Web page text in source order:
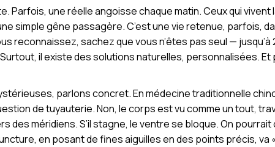
Parfois, une réelle angoisse chaque matin. Ceux qui vivent
simple gêne passagère. C’est une vie retenue, parfois,
reconnaissez, sachez que vous n’êtes pas seul — jusqu’à
il existe des solutions naturelles, personnalisées. Et
parlons concret. En médecine traditionnelle
de tuyauterie. Non, le corps est vu comme un tout,
des méridiens. S’il stagne, le ventre se bloque. On
en posant de fines aiguilles en des points précis, va